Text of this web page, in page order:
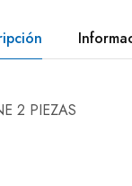
2 PIEZAS